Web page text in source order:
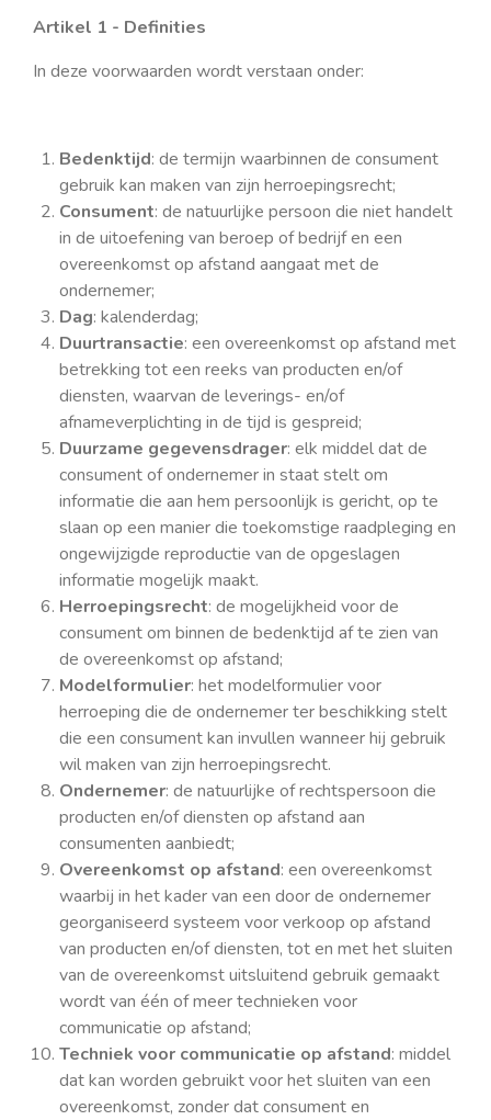
Artikel 1 - Definities
In deze voorwaarden wordt verstaan onder:
Bedenktijd: de termijn waarbinnen de consument
gebruik kan maken van zijn herroepingsrecht;
Consument: de natuurlijke persoon die niet handelt
in de uitoefening van beroep of bedrijf en een
overeenkomst op afstand aangaat met de
ondernemer;
Dag: kalenderdag;
Duurtransactie: een overeenkomst op afstand met
betrekking tot een reeks van producten en/of
diensten, waarvan de leverings- en/of
afnameverplichting in de tijd is gespreid;
Duurzame gegevensdrager: elk middel dat de
consument of ondernemer in staat stelt om
informatie die aan hem persoonlijk is gericht, op te
slaan op een manier die toekomstige raadpleging en
ongewijzigde reproductie van de opgeslagen
informatie mogelijk maakt.
Herroepingsrecht: de mogelijkheid voor de
consument om binnen de bedenktijd af te zien van
de overeenkomst op afstand;
Modelformulier: het modelformulier voor
herroeping die de ondernemer ter beschikking stelt
die een consument kan invullen wanneer hij gebruik
wil maken van zijn herroepingsrecht.
Ondernemer: de natuurlijke of rechtspersoon die
producten en/of diensten op afstand aan
consumenten aanbiedt;
Overeenkomst op afstand: een overeenkomst
waarbij in het kader van een door de ondernemer
georganiseerd systeem voor verkoop op afstand
van producten en/of diensten, tot en met het sluiten
van de overeenkomst uitsluitend gebruik gemaakt
wordt van één of meer technieken voor
communicatie op afstand;
Techniek voor communicatie op afstand: middel
dat kan worden gebruikt voor het sluiten van een
overeenkomst, zonder dat consument en